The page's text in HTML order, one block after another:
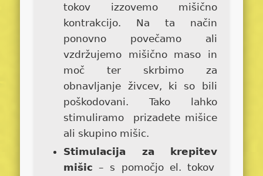
tokov izzovemo mišično
kontrakcijo. Na ta način
ponovno povečamo ali
vzdržujemo mišično maso in
moč ter skrbimo za
obnavljanje živcev, ki so bili
poškodovani. Tako lahko
stimuliramo prizadete mišice
ali skupino mišic.
Stimulacija za krepitev
mišic – s pomočjo el. tokov